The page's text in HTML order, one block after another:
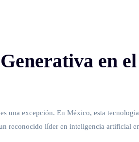
en
una excepción. En México, esta
reconocido líder en inteligencia artificial